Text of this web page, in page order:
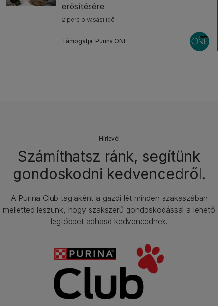
erősítésére
2 perc olvasási idő
Támogatja: Purina ONE
Hírlevél​
Számíthatsz ránk, segítünk
gondoskodni kedvencedről.​
A Purina Club tagjaként a gazdi lét minden szakaszában
melletted leszünk, hogy szakszerű gondoskodással a lehető
legtöbbet adhasd kedvencednek.​